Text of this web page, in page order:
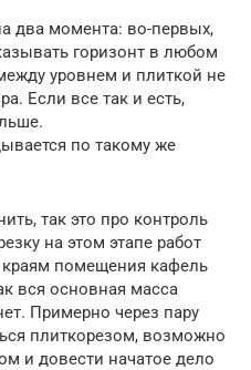
два момента: во-первых,
горизонт в любом
уровнем и плиткой не
Если все так и есть,
по такому же
так это про контроль
на этом этапе работ
помещения кафель
вся основная масса
Примерно через пару
плиткорезом, возможно
и довести начатое дело